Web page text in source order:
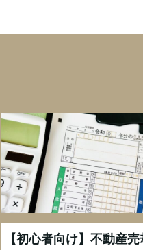
【初心者向け】不動産